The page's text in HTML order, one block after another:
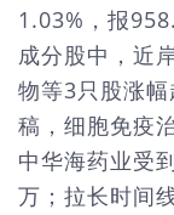
1.03%，报
成分股中，近
物等3只股涨
稿，细胞免疫
中华海药业受
万；拉长时间